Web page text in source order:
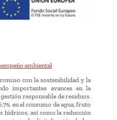
ambiental
con la sostenibilidad y la
importantes avances en la
responsable de residuos.
en el consumo de agua, fruto
hídricos, así como la reducción